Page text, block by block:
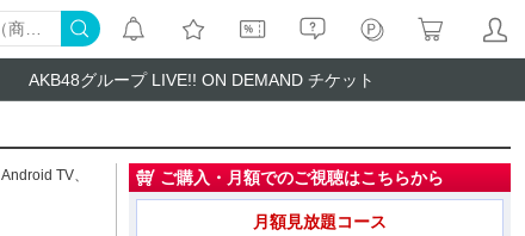
AKB48グループ LIVE!! ON DEMAND チケット
Android TV、
ご購入・月額でのご視聴はこちらから
月額見放題コース